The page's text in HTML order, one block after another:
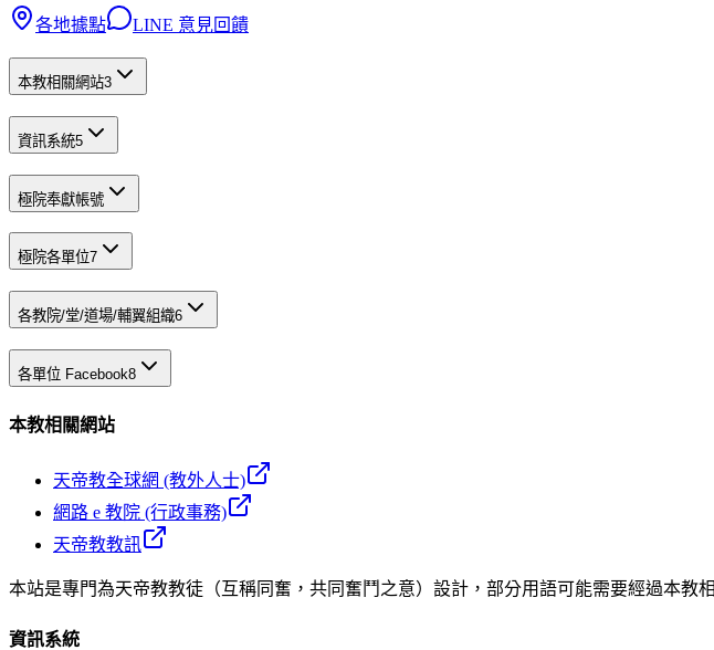
各地據點 LINE 意見回饋
本教相關網站3
資訊系統5
極院奉獻帳號
極院各單位7
各教院/堂/道場/輔翼組織6
各單位 Facebook8
本教相關網站
天帝教全球網 (教外人士)
網路 e 教院 (行政事務)
天帝教教訊
本站是專門為天帝教教徒（互稱同奮，共同奮鬥之意）設計，部分用語可能需要經過本教
資訊系統